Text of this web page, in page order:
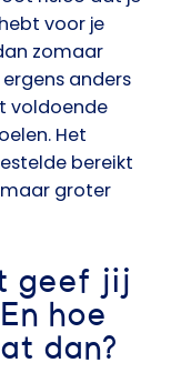
voor je
zomaar
anders
voldoende
Het
bereikt
groter
geef jij
hoe
dan?